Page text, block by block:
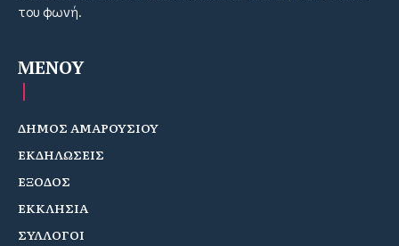
του φωνή.
MENOY
ΔΗΜΟΣ ΑΜΑΡΟΥΣΙΟΥ
ΕΚΔΗΛΩΣΕΙΣ
ΕΞΟΔΟΣ
ΕΚΚΛΗΣΙΑ
ΣΥΛΛΟΓΟΙ